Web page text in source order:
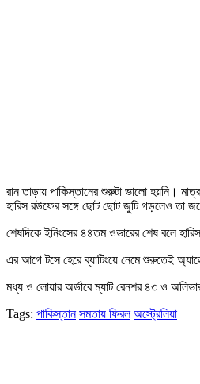
রান তাড়ায় পাকিস্তানের শুরুটা ভালো হয়নি।
হারিস রউফের সঙ্গে ছোট ছোট জুটি গড়লেও তা
শেষদিকে ইনিংসের ৪৪তম ওভারের শেষ বলে
এর আগে টসে হেরে ব্যাটিংয়ে নেমে শুরুতেই
মধ্য ও লোয়ার অর্ডারে ম্যাট রেনশর ৪৩ ও
Tags: পাকিস্তান সমতায় ফিরল অস্ট্রেলিয়া